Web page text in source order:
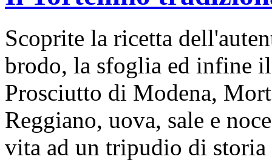
Scoprite la ricetta
brodo, la sfoglia ed infine
Prosciutto di Modena,
Reggiano, uova, sale e
vita ad un tripudio di storia